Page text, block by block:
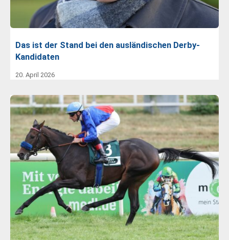
Das ist der Stand bei den ausländischen Derby-
Kandidaten
20. April 2026